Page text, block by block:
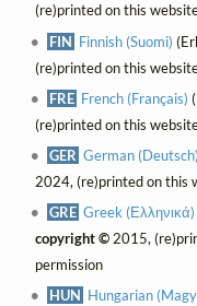
(re)printed on this
FIN Finnish (Suomi)
(re)printed on this
FRE French (Français)
(re)printed on this
GER German (Deutsch)
2024, (re)printed on this
GRE Greek (Ελληνικά)
copyright ©2015,
permission
HUN Hungarian